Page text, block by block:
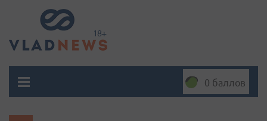
0 баллов